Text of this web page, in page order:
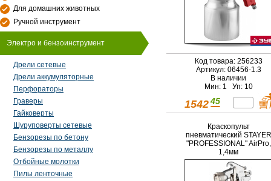
Для домашних животных
Ручной инструмент
Электро и бензоинструмент
Дрели сетевые
Дрели аккумуляторные
Перфораторы
Граверы
Гайковерты
Шуруповерты сетевые
Бензорезы по бетону
Бензорезы по металлу
Отбойные молотки
Пилы ленточные
Код товара: 256233
Артикул: 06456-1.3
В наличии
Мин: 1 Уп: 10
1542 45
Краскопульт
пневматический STAYER
"PROFESSIONAL" AirPro,
1,4мм